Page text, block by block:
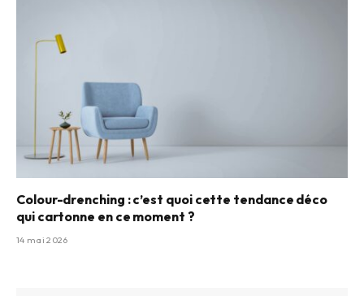
Colour-drenching : c’est quoi cette tendance déco
qui cartonne en ce moment ?
14 mai 2026